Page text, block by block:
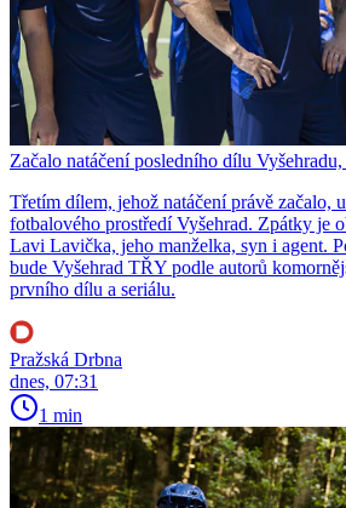
Začalo natáčení posledního dílu
Třetím dílem, jehož natáčení právě začalo,
fotbalového prostředí Vyšehrad. Zpátky je
Lavi Lavička, jeho manželka, syn i agent.
bude Vyšehrad TŘY podle autorů
prvního dílu a seriálu.
Pražská Drbna
dnes, 07:31
1 min